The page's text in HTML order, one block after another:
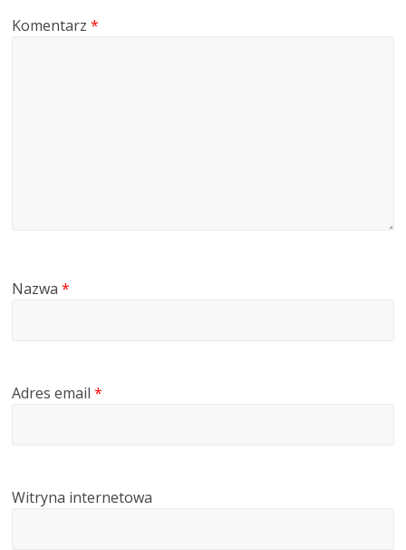
Komentarz*
Nazwa*
Adres email*
Witryna internetowa